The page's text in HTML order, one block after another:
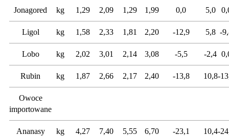
Jonagored kg 1,29 2,09 1,29 1,99 0,0 5,0
Ligol kg 1,58 2,33 1,81 2,20 -12,9 5,8 -
Lobo kg 2,02 3,01 2,14 3,08 -5,5 -2,4
Rubin kg 1,87 2,66 2,17 2,40 -13,8 10,8-
Owoce
importowane
Ananasy kg 4,27 7,40 5,55 6,70 -23,1 10,4-